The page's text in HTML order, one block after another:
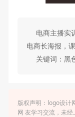
电商主播实
电商长海报，
关键词：黑
版权声明：logo设计
网 友学习交流，未